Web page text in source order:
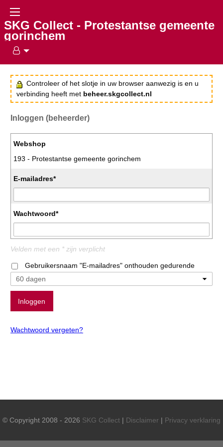
SKG Collect - Protestantse gemeente
gorinchem
Controleer of het slotje in uw browser aanwezig is en u
verbinding heeft met beheer.skgcollect.nl
Inloggen (beheerder)
Webshop
193 - Protestantse gemeente gorinchem
E-mailadres*
Wachtwoord*
Velden met een * zijn verplicht
Gebruikersnaam "E-mailadres" onthouden gedurende
Wachtwoord vergeten?
© Copyright 2008 - 2026 SKG Collect | Disclaimer | Privacy verklaring